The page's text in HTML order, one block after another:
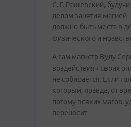
С. Г. Рашевский,
делом занятия магией
должно быть места в
физического и
А сам магистр Вуду
воздействия» своих
не собирается. Если
который, правда, от
потому всяких магов,
переносит…